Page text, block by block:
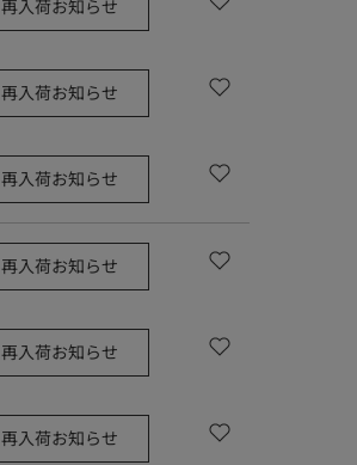
再入荷お知らせ
再入荷お知らせ
再入荷お知らせ
再入荷お知らせ
再入荷お知らせ
再入荷お知らせ